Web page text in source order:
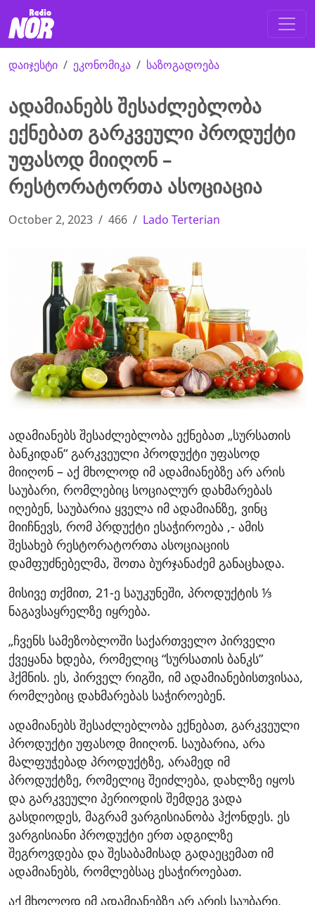
დაიჯესტი ეკონომიკა საზოგადოება
ადამიანებს შესაძლებლობა
ექნებათ გარკვეული პროდუქტი
უფასოდ მიიღონ –
რესტორატორთა ასოციაცია
October 2, 2023 466 Lado Terterian
ადამიანებს შესაძლებლობა ექნებათ „სურსათის
ბანკიდან“ გარკვეული პროდუქტი უფასოდ
მიიღონ – აქ მხოლოდ იმ ადამიანებზე არ არის
საუბარი, რომლებიც სოციალურ დახმარებას
იღებენ, საუბარია ყველა იმ ადამიანზე, ვინც
მიიჩნევს, რომ პრდუქტი ესაჭიროება ,- ამის
შესახებ რესტორატორთა ასოციაციის
დამფუძნებელმა, შოთა ბურჯანაძემ განაცხადა.
მისივე თქმით, 21-ე საუკუნეში, პროდუქტის ⅓
ნაგავსაყრელზე იყრება.
„ჩვენს სამეზობლოში საქართველო პირველი
ქვეყანა ხდება, რომელიც “სურსათის ბანკს”
ჰქმნის. ეს, პირველ რიგში, იმ ადამიანებისთვისაა,
რომლებიც დახმარებას საჭიროებენ.
ადამიანებს შესაძლებლობა ექნებათ, გარკვეული
პროდუქტი უფასოდ მიიღონ. საუბარია, არა
მალფუჭებად პროდუქტზე, არამედ იმ
პროდუქტზე, რომელიც შეიძლება, დახლზე იყოს
და გარკვეული პერიოდის შემდეგ ვადა
გასდიოდეს, მაგრამ ვარგისიანობა ჰქონდეს. ეს
ვარგისიანი პროდუქტი ერთ ადგილზე
შეგროვდება და შესაბამისად გადაეცემათ იმ
ადამიანებს, რომლებსაც ესაჭიროებათ.
აქ მხოლოდ იმ ადამიანებზე არ არის საუბარი,